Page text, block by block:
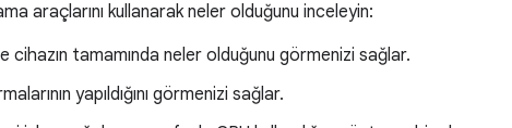
araçlarını kullanarak neler olduğunu inceleyin:
cihazın tamamında neler olduğunu görmenizi sağlar.
yapıldığını görmenizi sağlar.